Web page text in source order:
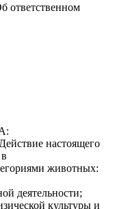
ответственном
настоящего
животных:
деятельности;
культуры и